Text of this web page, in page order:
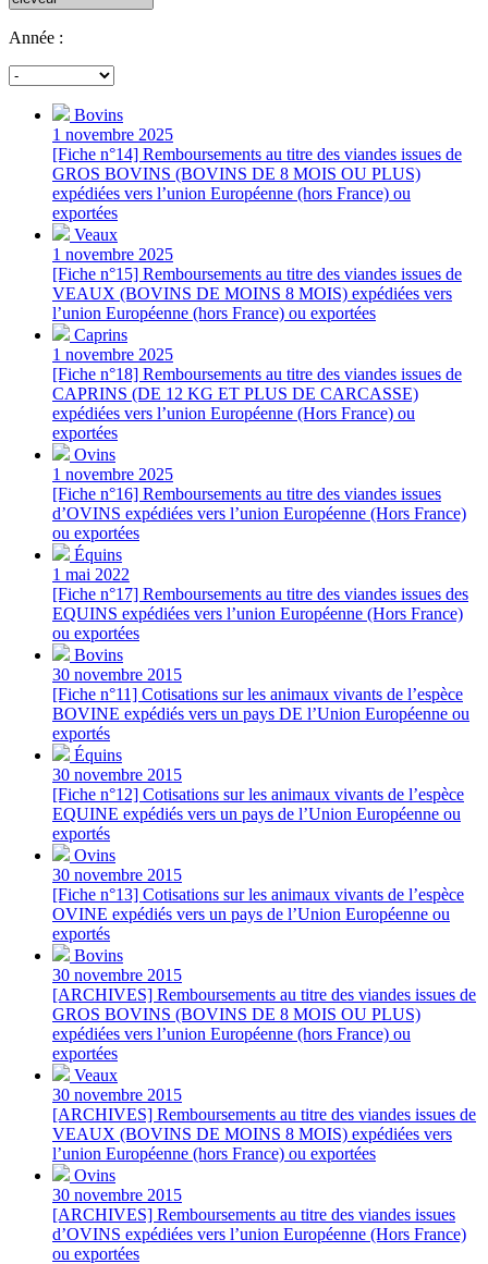
Année :
Bovins
1 novembre 2025
[Fiche n°14] Remboursements au titre des viandes issues de
GROS BOVINS (BOVINS DE 8 MOIS OU PLUS)
expédiées vers l’union Européenne (hors France) ou
exportées
Veaux
1 novembre 2025
[Fiche n°15] Remboursements au titre des viandes issues de
VEAUX (BOVINS DE MOINS 8 MOIS) expédiées vers
l’union Européenne (hors France) ou exportées
Caprins
1 novembre 2025
[Fiche n°18] Remboursements au titre des viandes issues de
CAPRINS (DE 12 KG ET PLUS DE CARCASSE)
expédiées vers l’union Européenne (Hors France) ou
exportées
Ovins
1 novembre 2025
[Fiche n°16] Remboursements au titre des viandes issues
d’OVINS expédiées vers l’union Européenne (Hors France)
ou exportées
Équins
1 mai 2022
[Fiche n°17] Remboursements au titre des viandes issues des
EQUINS expédiées vers l’union Européenne (Hors France)
ou exportées
Bovins
30 novembre 2015
[Fiche n°11] Cotisations sur les animaux vivants de l’espèce
BOVINE expédiés vers un pays DE l’Union Européenne ou
exportés
Équins
30 novembre 2015
[Fiche n°12] Cotisations sur les animaux vivants de l’espèce
EQUINE expédiés vers un pays de l’Union Européenne ou
exportés
Ovins
30 novembre 2015
[Fiche n°13] Cotisations sur les animaux vivants de l’espèce
OVINE expédiés vers un pays de l’Union Européenne ou
exportés
Bovins
30 novembre 2015
[ARCHIVES] Remboursements au titre des viandes issues de
GROS BOVINS (BOVINS DE 8 MOIS OU PLUS)
expédiées vers l’union Européenne (hors France) ou
exportées
Veaux
30 novembre 2015
[ARCHIVES] Remboursements au titre des viandes issues de
VEAUX (BOVINS DE MOINS 8 MOIS) expédiées vers
l’union Européenne (hors France) ou exportées
Ovins
30 novembre 2015
[ARCHIVES] Remboursements au titre des viandes issues
d’OVINS expédiées vers l’union Européenne (Hors France)
ou exportées